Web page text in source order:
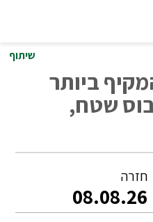
שיתוף
ביותר
שטח,
חזרה
08.08.26